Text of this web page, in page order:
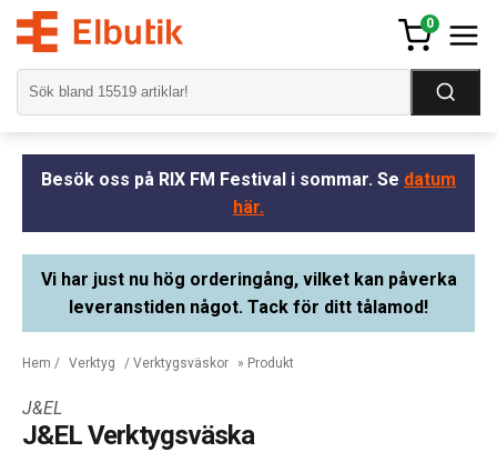
0
Besök oss på RIX FM Festival i sommar. Se datum
här.
Vi har just nu hög orderingång, vilket kan påverka
leveranstiden något. Tack för ditt tålamod!
Hem / Verktyg / Verktygsväskor » Produkt
J&EL
J&EL Verktygsväska